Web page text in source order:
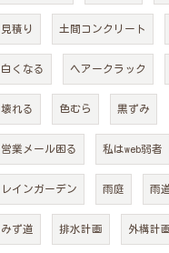
見積り 土間コンクリート
白くなる ヘアークラック
壊れる 色むら 黒ずみ
営業メール困る 私はweb弱者
レインガーデン 雨庭 雨
みず道 排水計画 外構計